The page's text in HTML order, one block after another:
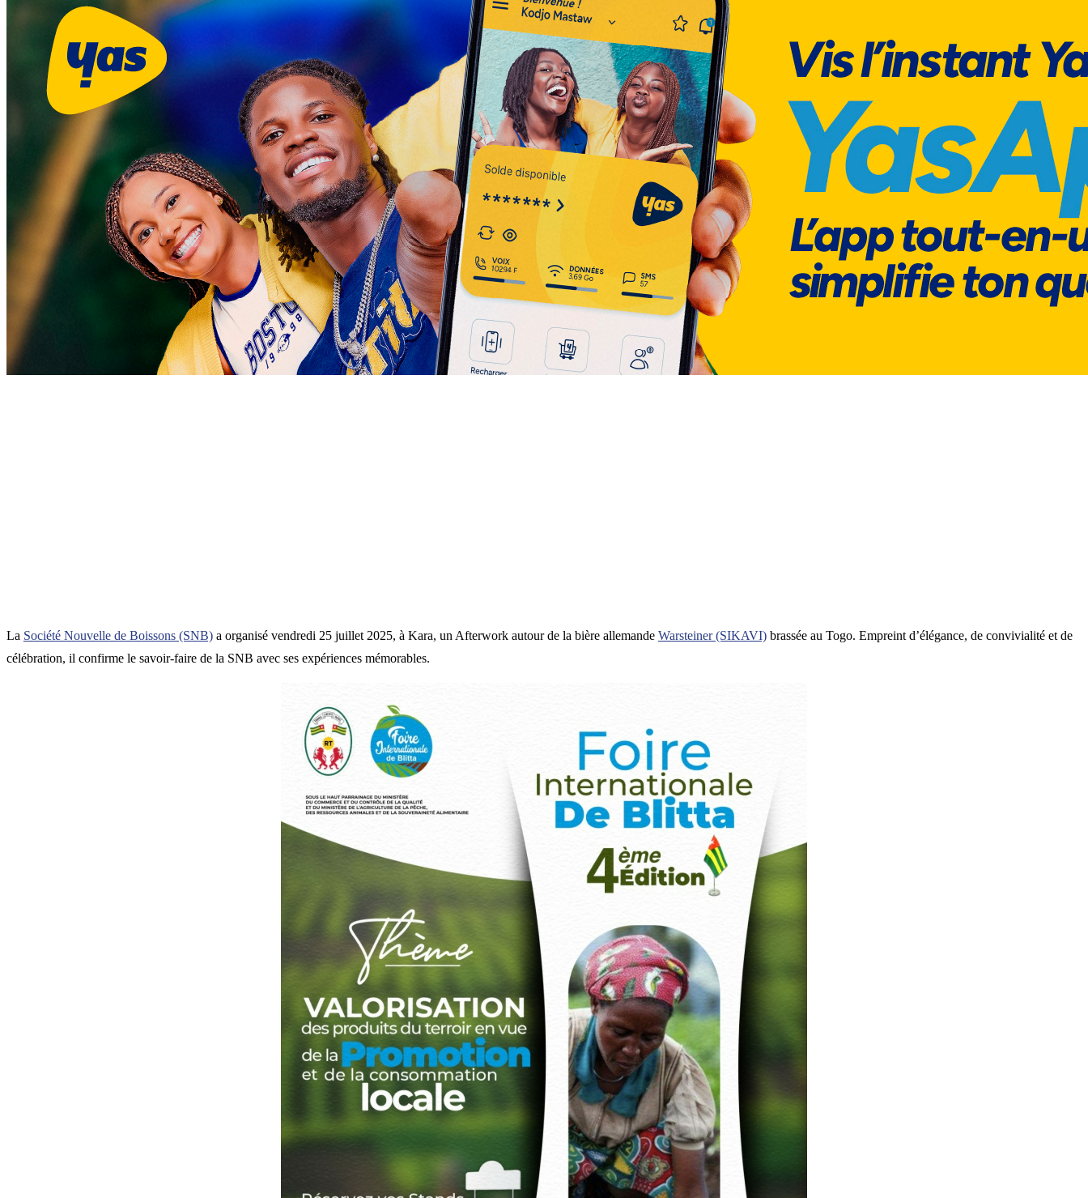
La Société Nouvelle de Boissons (SNB) a organisé vendredi 25 juillet 2025, à Kara, un Afterwork autour de la bière allemande Warsteiner (SIKAVI) brassée au Togo. Empreint d’élégance, de convivialité et de
célébration, il confirme le savoir-faire de la SNB avec ses expériences mémorables.